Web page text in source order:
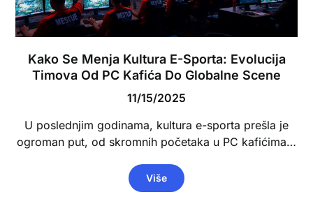
Kako Se Menja Kultura E-Sporta: Evolucija
Timova Od PC Kafića Do Globalne Scene
11/15/2025
U poslednjim godinama, kultura e-sporta prešla je
ogroman put, od skromnih početaka u PC kafićima…
Više